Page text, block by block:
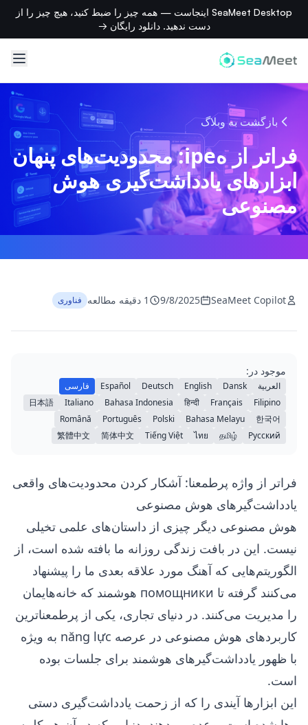
SeaMeet Desktop اینجاست — همه چیز را ضبط کنید، هیچ چیز را از
دست ندهید. دانلود رایگان →
بازگشت به وبلاگ
فراتر از هipe: محدودیت‌های پنهان
ابزارهای یادداشت‌گیری هوش
مصنوعی
SeaMeet Copilot
9/8/2025 1 دقیقه مطالعه فناوری
موجود در:
العربية Dansk
English
Deutsch
Español
فارسی
Filipino
Français
हिन्दी
Bahasa Indonesia
Italiano
日本語
한국어
Bahasa Melayu
Polski
Português
Română
Русский
தமிழ்
ไทย
Tiếng Việt
简体中文
繁體中文
فراتر از واژه پرطمعنا: آشکار کردن محدودیت‌های واقعی
یادداشت‌گیرهای هوش مصنوعی
هوش مصنوعی دیگر چیزی از داستان‌های علمی تخیلی
نیست. این در بافت زندگی روزانه ما بافته شده است، از
الگوریتم‌هایی که آهنگ مورد علاقه بعدی ما را پیشنهاد
می‌کنند گرفته تا помощники هوشمند که خانه‌هایمان
را مدیریت می‌کنند. در دنیای تجاری، یکی از پرطمعناترین
کاربردهای هوش مصنوعی در عرصه năng lực به ویژه
با ظهور یادداشت‌گیرهای هوشمند برای جلسات بوده
است.
این ابزارها آیندی را که از زحمت یادداشت‌گیری دستی